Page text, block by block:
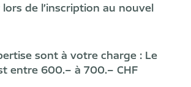
de l’inscription au nouvel
sont à votre charge : Le
entre 600.– à 700.– CHF